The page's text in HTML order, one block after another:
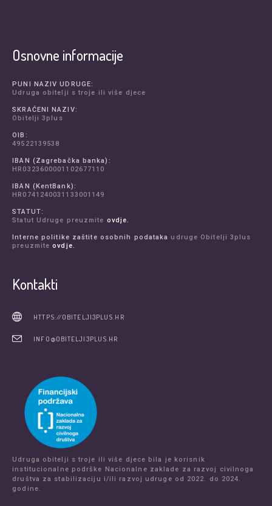
Osnovne informacije
PUNI NAZIV UDRUGE:
Udruga obitelji s troje ili više djece
SKRAĆENI NAZIV:
Obitelji 3plus
OIB:
49522139538
IBAN (Zagrebačka banka):
HR0323600001102677110
IBAN (KentBank):
HR0741240031133001149
STATUT:
Statut Udruge preuzmite ovdje.
Interne politike zaštite osobnih podataka udruge Obitelji 3plus
preuzmiteovdje.
Kontakti
HTTPS://OBITELJI3PLUS.HR
INFO@OBITELJI3PLUS.HR
Udruga obitelji s troje ili više djece bila je korisnik
institucionalne podrške Nacionalne zaklade za razvoj civilnoga
društva za stabilizaciju i/ili razvoj udruge od 2022. do 2024.
godine.